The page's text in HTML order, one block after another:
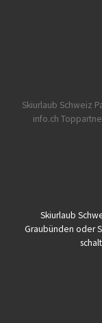
Skiurlaub Schweiz
info.ch
Skiurlaub
Graubünden oder